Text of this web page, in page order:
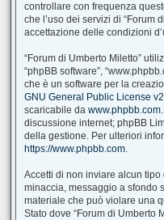
controllare con frequenza
che l’uso dei servizi di “Forum
accettazione delle condizioni
“Forum di Umberto Miletto”
“phpBB software”,
che è un software per la
GNU General Public License v2
scaricabile da www.phpbb.com
discussione internet; phpBB
della gestione. Per ulteriori
https://www.phpbb.com.
Accetti di non inviare alcun
minaccia, messaggio a sfondo
materiale che può violare una
Stato dove “Forum di Umberto